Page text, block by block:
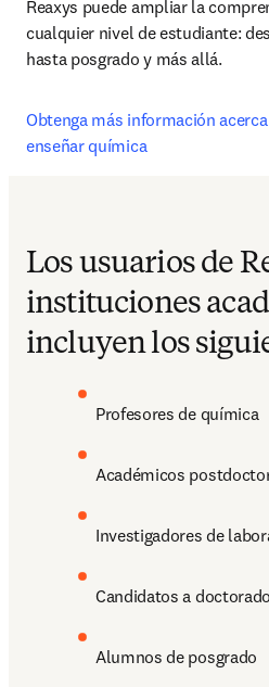
Reaxys puede ampliar la
cualquier nivel de estudiante:
hasta posgrado y más allá.
Obtenga más información
enseñar química
Los usuarios de
instituciones
incluyen los
Profesores de química
Académicos
Investigadores de
Candidatos a doctorado
Alumnos de posgrado